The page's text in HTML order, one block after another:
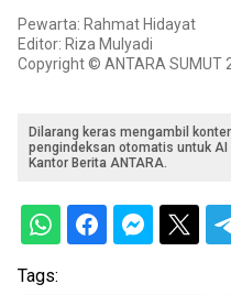
Pewarta: Rahmat Hidayat
Editor: Riza Mulyadi
Copyright © ANTARA SUMUT
Dilarang keras mengambil
pengindeksan otomatis untuk
Kantor Berita ANTARA.
Tags: